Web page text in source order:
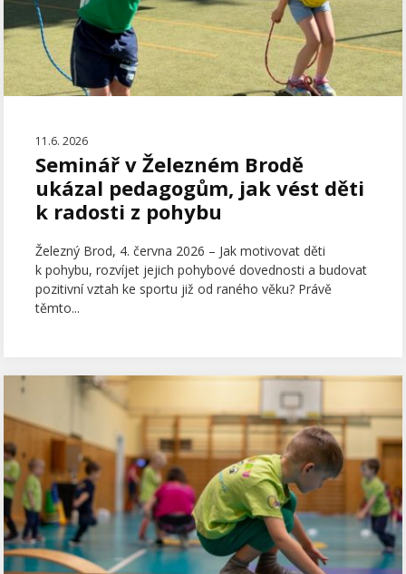
11.6. 2026
Seminář v Železném Brodě
ukázal pedagogům, jak vést děti
k radosti z pohybu
Železný Brod, 4. června 2026 – Jak motivovat děti
k pohybu, rozvíjet jejich pohybové dovednosti a budovat
pozitivní vztah ke sportu již od raného věku? Právě
těmto...